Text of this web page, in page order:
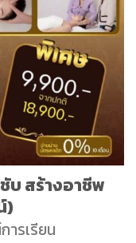
บ สร้างอาชีพ
)
รเรียน